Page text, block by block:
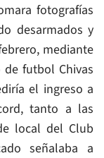
fotografías
desarmados y
mediante
futbol Chivas
el ingreso a
tanto a las
local del Club
señalaba a